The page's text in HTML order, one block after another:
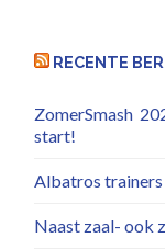
RECENTE
ZomerSmash
start!
Albatros
Naast zaal- ook